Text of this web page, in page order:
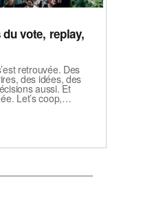
vote, replay,
retrouvée. Des
des idées, des
aussi. Et
Let’s coop,…